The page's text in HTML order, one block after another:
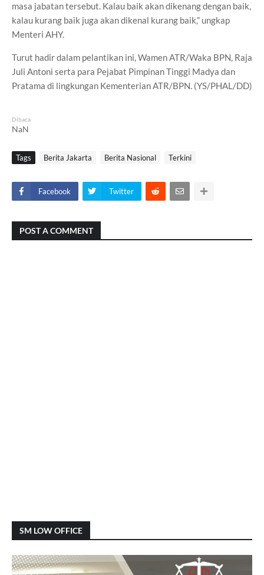
masa jabatan tersebut. Kalau baik akan dikenang dengan baik,
kalau kurang baik juga akan dikenal kurang baik,” ungkap
Menteri AHY.
Turut hadir dalam pelantikan ini, Wamen ATR/Waka BPN, Raja
Juli Antoni serta para Pejabat Pimpinan Tinggi Madya dan
Pratama di lingkungan Kementerian ATR/BPN. (YS/PHAL/DD)
Dibaca
NaN
Tags Berita Jakarta Berita Nasional Terkini
Facebook Twitter
POST A COMMENT
SM LOW OFFICE